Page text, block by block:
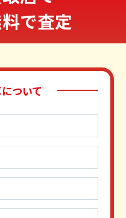
で査定
ついて